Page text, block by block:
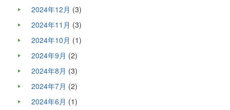
2024年12月 (3)
2024年11月 (3)
2024年10月 (1)
2024年9月 (2)
2024年8月 (3)
2024年7月 (2)
2024年6月 (1)